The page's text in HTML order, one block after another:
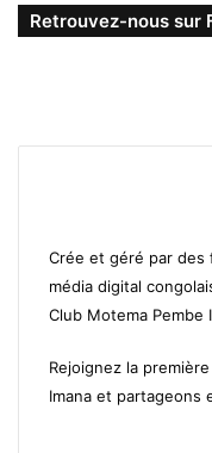
Retrouvez-nous sur
Crée et géré par des
média digital
Club Motema Pembe
Rejoignez la
Imana et partageons